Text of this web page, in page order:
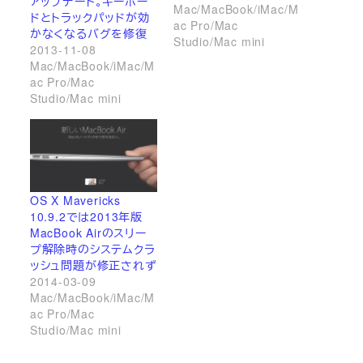
ドとトラックパッドが効
かなくなるバグを修復
2013-11-08
Mac/MacBook/iMac/M
ac Pro/Mac
Studio/Mac mini
Mac/MacBook/iMac/M
ac Pro/Mac
Studio/Mac mini
OS X Mavericks
10.9.2では2013年版
MacBook Airのスリー
プ解除時のシステムクラ
ッシュ問題が修正されず
2014-03-09
Mac/MacBook/iMac/M
ac Pro/Mac
Studio/Mac mini